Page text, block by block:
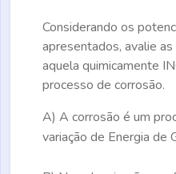
Considerando os
apresentados, avalie
aquela quimicamente
processo de corrosão.
A) A corrosão é um
variação de Energia de